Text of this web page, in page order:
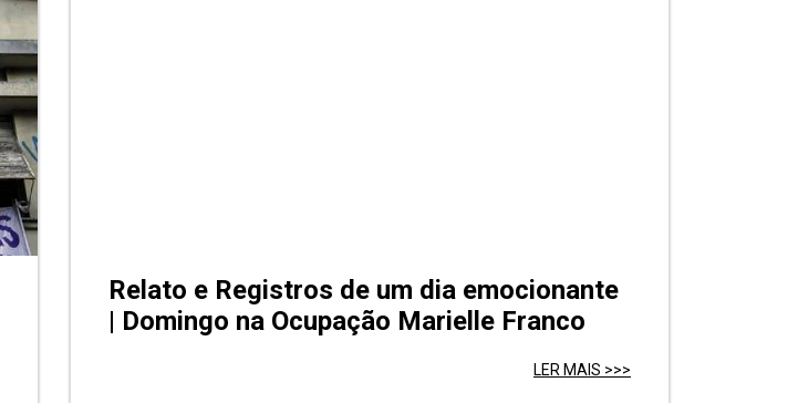
Relato e Registros de um dia emocionante
| Domingo na Ocupação Marielle Franco
LER MAIS >>>